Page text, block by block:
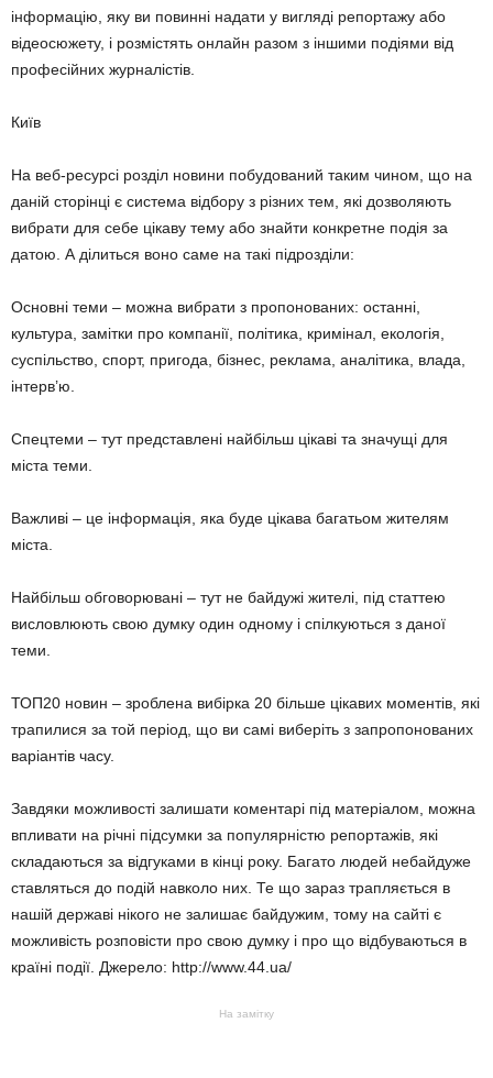
інформацію, яку ви повинні надати у вигляді репортажу або
відеосюжету, і розмістять онлайн разом з іншими подіями від
професійних журналістів.
Київ
На веб-ресурсі розділ новини побудований таким чином, що на
даній сторінці є система відбору з різних тем, які дозволяють
вибрати для себе цікаву тему або знайти конкретне подія за
датою. А ділиться воно саме на такі підрозділи:
Основні теми – можна вибрати з пропонованих: останні,
культура, замітки про компанії, політика, кримінал, екологія,
суспільство, спорт, пригода, бізнес, реклама, аналітика, влада,
інтерв’ю.
Спецтеми – тут представлені найбільш цікаві та значущі для
міста теми.
Важливі – це інформація, яка буде цікава багатьом жителям
міста.
Найбільш обговорювані – тут не байдужі жителі, під статтею
висловлюють свою думку один одному і спілкуються з даної
теми.
ТОП20 новин – зроблена вибірка 20 більше цікавих моментів, які
трапилися за той період, що ви самі виберіть з запропонованих
варіантів часу.
Завдяки можливості залишати коментарі під матеріалом, можна
впливати на річні підсумки за популярністю репортажів, які
складаються за відгуками в кінці року. Багато людей небайдуже
ставляться до подій навколо них. Те що зараз трапляється в
нашій державі нікого не залишає байдужим, тому на сайті є
можливість розповісти про свою думку і про що відбуваються в
країні події. Джерело: http://www.44.ua/
На замітку